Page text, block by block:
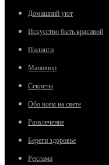
Домашний уют
Искусство быть красивой
Пилинги
Маникюр
Секреты
Обо всём на свете
Развлечение
Береги здоровье
Реклама